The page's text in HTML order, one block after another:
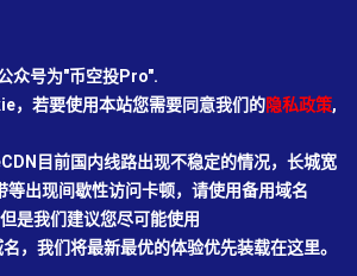
众号为"币空投Pro".
，若要使用本站您需要同意我们的隐私政策,
目前国内线路出现不稳定的情况，长城宽
等出现间歇性访问卡顿，请使用备用域名
是我们建议您尽可能使用
，我们将最新最优的体验优先装载在这里。